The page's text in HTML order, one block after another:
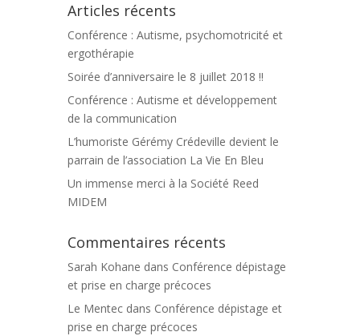
Articles récents
Conférence : Autisme, psychomotricité et
ergothérapie
Soirée d’anniversaire le 8 juillet 2018 !!
Conférence : Autisme et développement
de la communication
L’humoriste Gérémy Crédeville devient le
parrain de l’association La Vie En Bleu
Un immense merci à la Société Reed
MIDEM
Commentaires récents
Sarah Kohane dans Conférence dépistage
et prise en charge précoces
Le Mentec dans Conférence dépistage et
prise en charge précoces